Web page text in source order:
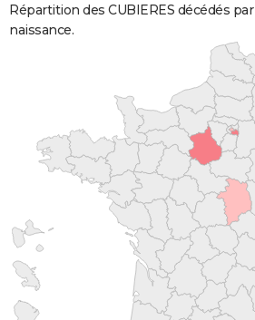
Répartition des CUBIERES décédés
naissance.